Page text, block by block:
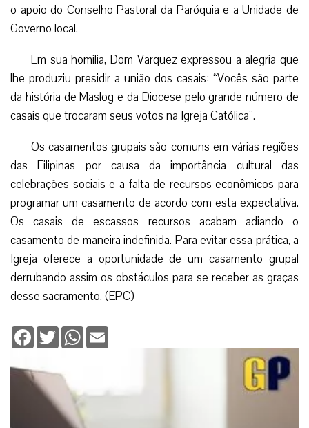
o apoio do Conselho Pastoral da Paróquia e a Unidade de
Governo local.
Em sua homilia, Dom Varquez expressou a alegria que
lhe produziu presidir a união dos casais: “Vocês são parte
da história de Maslog e da Diocese pelo grande número de
casais que trocaram seus votos na Igreja Católica”.
Os casamentos grupais são comuns em várias regiões
das Filipinas por causa da importância cultural das
celebrações sociais e a falta de recursos econômicos para
programar um casamento de acordo com esta expectativa.
Os casais de escassos recursos acabam adiando o
casamento de maneira indefinida. Para evitar essa prática, a
Igreja oferece a oportunidade de um casamento grupal
derrubando assim os obstáculos para se receber as graças
desse sacramento. (EPC)
Facebook
TwitterWhatsApp